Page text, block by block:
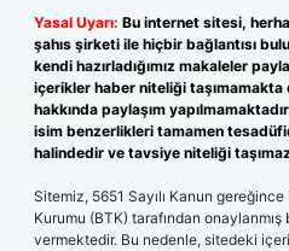
Yasal Uyarı: Bu internet sitesi,
şahıs şirketi ile hiçbir bağlantısı
kendi hazırladığımız makaleler
içerikler haber niteliği
hakkında paylaşım
isim benzerlikleri tamamen
halindedir ve tavsiye niteliği
Sitemiz, 5651 Sayılı Kanun
Kurumu (BTK) tarafından
vermektedir. Bu nedenle, sitedeki